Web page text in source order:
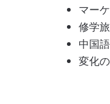
マー
修学
中国
変化